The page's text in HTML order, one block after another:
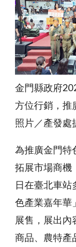
金門縣政府
方位行銷，推
照片／產發處
為推廣金門特
拓展市場商機
日在臺北車
色產業嘉年華
展售，展出內
商品、農特產